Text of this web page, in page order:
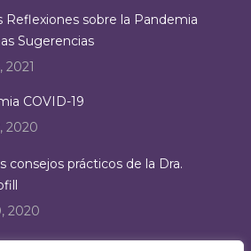
Reflexiones sobre la Pandemia
Sugerencias
2021
COVID-19
2020
consejos prácticos de la Dra.
2020